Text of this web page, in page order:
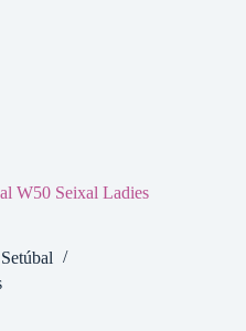
W50 Seixal Ladies